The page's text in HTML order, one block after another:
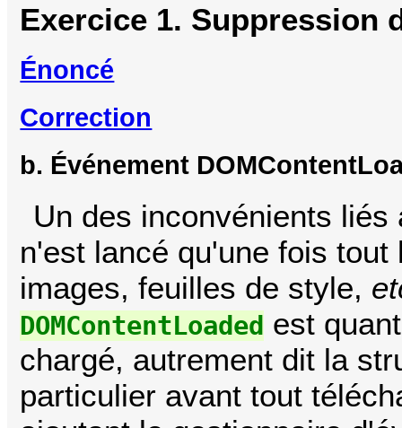
Exercice 1. Suppression
Énoncé
Correction
b. Événement
Un des inconvénients
n'est lancé qu'une fois
images, feuilles de style,
DOMContentLoaded est
chargé, autrement dit la
particulier avant tout